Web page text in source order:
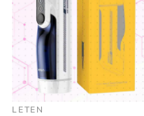
LETEN